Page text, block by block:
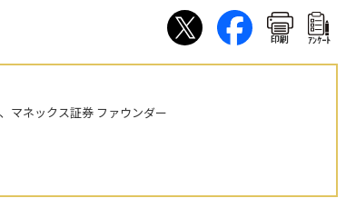
印刷 ｱﾝｹｰﾄ
マネックス証券 ファウンダー